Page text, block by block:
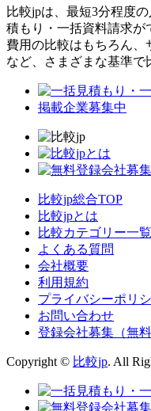
比較jpは、 最短3分程度
積もり・一括資料請求が
費用の比較はもちろん、
など、さまざまな基準で
掲載企業募集中
比較jp総合TOP
比較jpとは
比較カテゴリー一覧
よくある質問
会社概要
利用規約
プライバシーポリ
お問い合わせ
登録会社募集（無料
Copyright © 比較jp. All